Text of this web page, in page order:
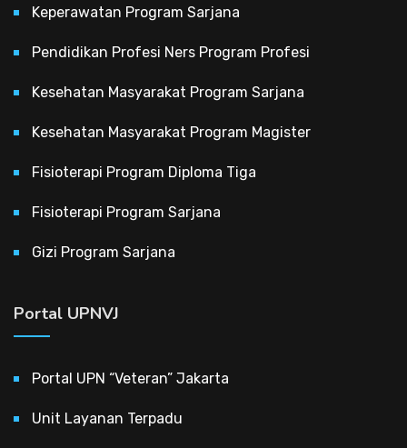
Keperawatan Program Sarjana
Pendidikan Profesi Ners Program Profesi
Kesehatan Masyarakat Program Sarjana
Kesehatan Masyarakat Program Magister
Fisioterapi Program Diploma Tiga
Fisioterapi Program Sarjana
Gizi Program Sarjana
Portal UPNVJ
Portal UPN “Veteran” Jakarta
Unit Layanan Terpadu